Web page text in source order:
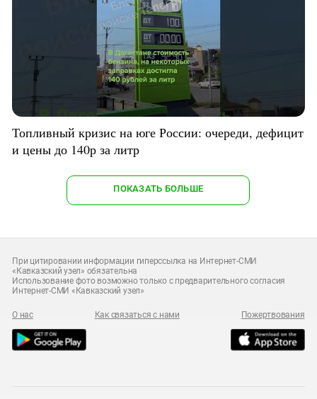
Топливный кризис на юге России: очереди, дефицит
и цены до 140р за литр
ПОКАЗАТЬ БОЛЬШЕ
При цитировании информации гиперссылка на Интернет-СМИ
«Кавказский узел» обязательна
Использование фото возможно только с предварительного согласия
Интернет-СМИ «Кавказский узел»
О нас Как связаться с нами Пожертвования